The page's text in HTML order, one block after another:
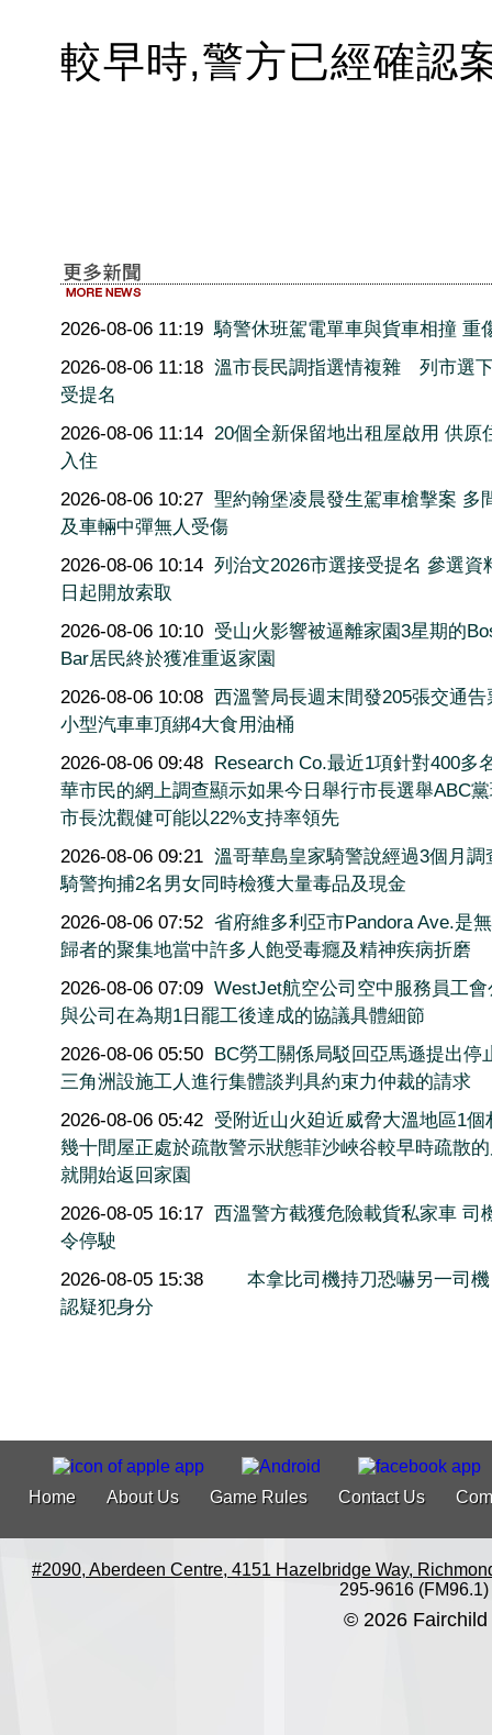
較早時,警方已經確認
2026-08-06 11:19 騎警休班駕電單車與貨車相撞 重
2026-08-06 11:18 溫市長民調指選情複雜 列市選
受提名
2026-08-06 11:14 20個全新保留地出租屋啟用 供原
入住
2026-08-06 10:27 聖約翰堡凌晨發生駕車槍擊案 多
及車輛中彈無人受傷
2026-08-06 10:14 列治文2026市選接受提名 參選資
日起開放索取
2026-08-06 10:10 受山火影響被逼離家園3星期的
Bar居民終於獲准重返家園
2026-08-06 10:08 西溫警局長週末間發205張交通告
小型汽車車頂綁4大食用油桶
2026-08-06 09:48 Research Co.最近1項針對400多
華市民的網上調查顯示如果今日舉行市長選舉ABC
市長沈觀健可能以22%支持率領先
2026-08-06 09:21 溫哥華島皇家騎警說經過3個月調
騎警拘捕2名男女同時檢獲大量毒品及現金
2026-08-06 07:52 省府維多利亞市Pandora Ave.是
歸者的聚集地當中許多人飽受毒癮及精神疾病折磨
2026-08-06 07:09 WestJet航空公司空中服務員工會
與公司在為期1日罷工後達成的協議具體細節
2026-08-06 05:50 BC勞工關係局駁回亞馬遜提出停
三角洲設施工人進行集體談判具約束力仲裁的請求
2026-08-06 05:42 受附近山火廹近威脅大溫地區1個
幾十間屋正處於疏散警示狀態菲沙峽谷較早時疏散
就開始返回家園
2026-08-05 16:17 西溫警方截獲危險載貨私家車 司
令停駛
2026-08-05 15:38
本拿比司機持刀恐嚇另一司
認疑犯身分
Home About Us Game Rules Contact Us
#2090, Aberdeen Centre, 4151 Hazelbridge Way,
295-9616 (FM96.1)
© 2026 Fairchild